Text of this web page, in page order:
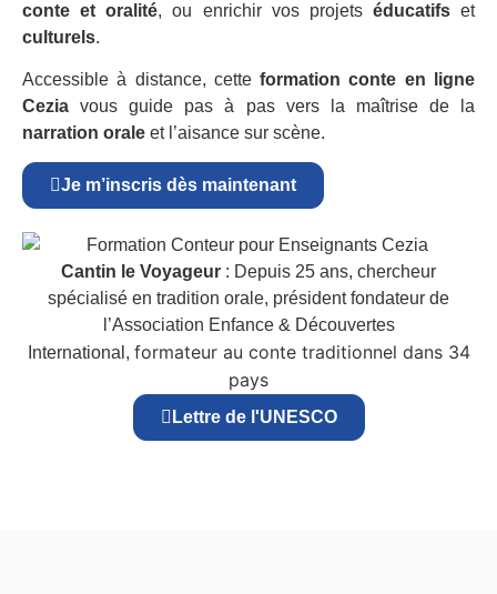
conte et oralité, ou enrichir vos projets éducatifset
culturels.
Accessible à distance, cetteformation conte en ligne
Cezia vous guide pas à pas vers la maîtrise de la
narration orale et l’aisance sur scène.
Je m’inscris dès maintenant
Cantin le Voyageur : Depuis 25 ans, chercheur
spécialisé en tradition orale, président fondateur de
l’Association Enfance & Découvertes
International, formateur au conte traditionnel dans 34
pays
Lettre de l'UNESCO